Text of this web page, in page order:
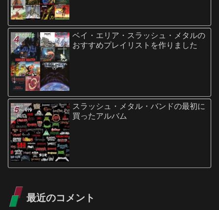
ベイ・エリア・スラッシュ・メタルの
おすすめプレイリストを作りました
スラッシュ・メタル・バンドの最初に
買ったアルバム
最近のコメント